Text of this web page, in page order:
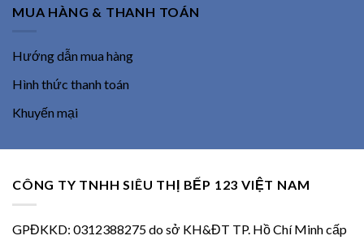
MUA HÀNG & THANH TOÁN
Hướng dẫn mua hàng
Hình thức thanh toán
Khuyến mại
CÔNG TY TNHH SIÊU THỊ BẾP 123 VIỆT NAM
GPĐKKD: 0312388275 do sở KH&ĐT TP. Hồ Chí Minh cấp